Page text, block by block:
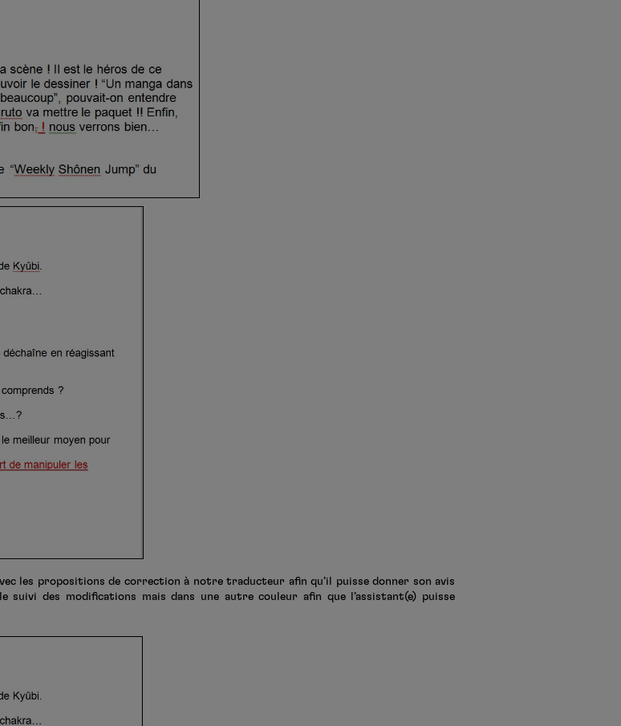
les propositions de correction à notre traducteur afin qu’il puisse donner son avis
des modifications mais dans une autre couleur afin que l’assistant(e) puisse